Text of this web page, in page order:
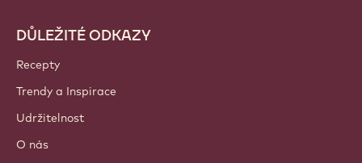
Footer
Callebaut
DŮLEŽITÉ ODKAZY
Recepty
Trendy a Inspirace
Udržitelnost
O nás